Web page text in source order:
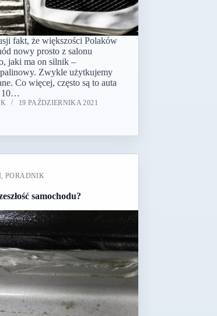
fakt, że większości Polaków
nowy prosto z salonu
jaki ma on silnik –
Zwykle użytkujemy
Co więcej, często są to auta
10…
19 PAŹDZIERNIKA 2021
,PORADNIK
samochodu?